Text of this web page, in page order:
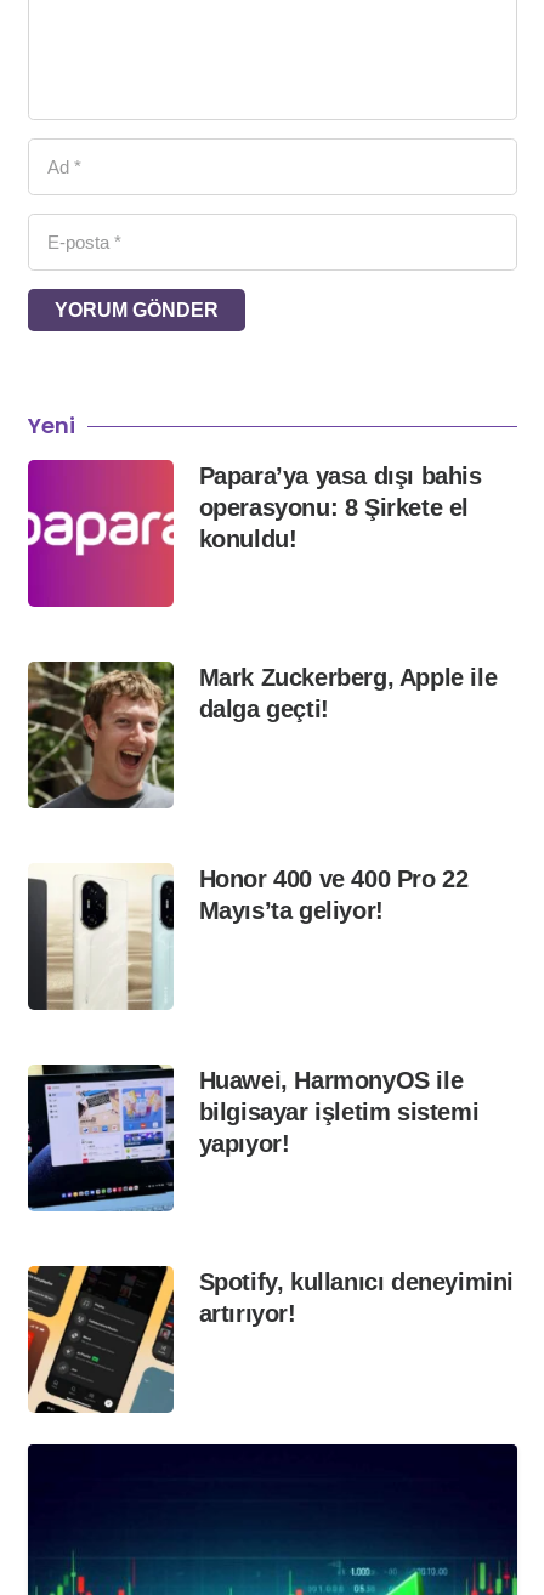
YORUM GÖNDER
Yeni
Papara’ya yasa dışı bahis
operasyonu: 8 Şirkete el
konuldu!
Mark Zuckerberg, Apple ile
dalga geçti!
Honor 400 ve 400 Pro 22
Mayıs’ta geliyor!
Huawei, HarmonyOS ile
bilgisayar işletim sistemi
yapıyor!
Spotify, kullanıcı deneyimini
artırıyor!